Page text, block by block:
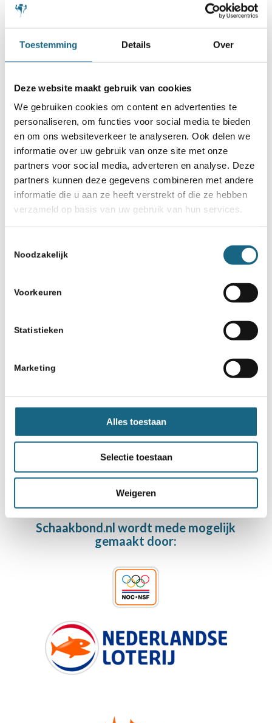
Toestemming Details Over
Deze website maakt gebruik van cookies
We gebruiken cookies om content en advertenties te
personaliseren, om functies voor social media te bieden
en om ons websiteverkeer te analyseren. Ook delen we
informatie over uw gebruik van onze site met onze
partners voor social media, adverteren en analyse. Deze
partners kunnen deze gegevens combineren met andere
informatie die u aan ze heeft verstrekt of die ze hebben
verzameld op basis van uw gebruik van hun services.
Noodzakelijk
Voorkeuren
Statistieken
Marketing
Alles toestaan
Selectie toestaan
Weigeren
26 augustus 2022
Schaak-Off: wegens succes
verlengd!
We mogen weer! Clubs kunnen
Schaak-Off 2022
Pagina 1 van 2
1 2
Schaakbond.nl wordt mede mogelijk
gemaakt door: